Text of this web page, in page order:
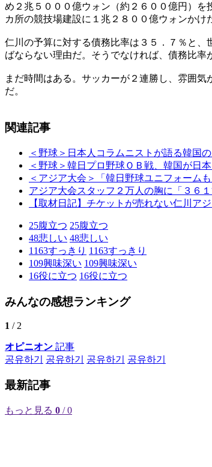
め２兆５０００億ウォン（約２６００億円）
カ所の競技場建設に１兆２８００億ウォンか
仁川の予算に対する債務比率は３５．７％と
ばならない理由だ。そうでなければ、債務比率
まだ時間はある。サッカーが２連勝し、雰囲
だ。
関連記事
＜野球＞日本人コラムニストが語る韓国
＜野球＞韓日プロ野球ＯＢ戦、韓国が日
＜アジア大会＞「韓日野球ユニフォーム
アジア大会スタッフ２万人の胸に「３６
【取材日記】チケットが売れない仁川ア
25腹立つ 25腹立つ
48悲しい 48悲しい
1163すっきり 1163すっきり
109興味深い 109興味深い
16役に立つ 16役に立つ
みんなの感想ランキング
1 / 2
オピニオン 記事
공유하기
공유하기 공유하기 공유하기
最新記事
もっと見る 0 / 0